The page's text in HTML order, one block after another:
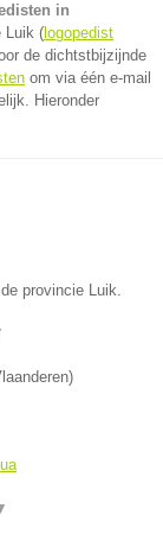
in
Luik ( logopedist
de dichtstbijzijnde
om via één e-mail
Hieronder
provincie Luik.
)